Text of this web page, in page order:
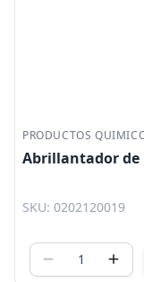
PRODUCTOS
Abrillantador de
SKU: 0202120019